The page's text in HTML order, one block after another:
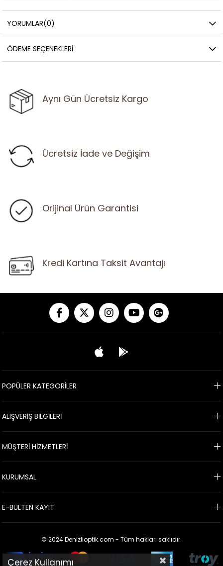
YORUMLAR(0)
ÖDEME SEÇENEKLERI
Aynı Gün Ücretsiz Kargo
Ücretsiz İade ve Değişim
Orijinal Ürün Garantisi
Kredi Kartına Taksit Avantajı
POPÜLER KATEGORİLER
ALIŞVERİŞ BİLGİLERİ
MÜŞTERİ HİZMETLERİ
KURUMSAL
E-BÜLTEN KAYIT
© 2024 Denizlioptik.com - Tüm hakları saklıdır.
Çerez Kullanımı